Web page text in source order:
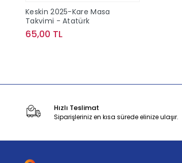
Keskin 2025-Kare Masa
Takvimi - Atatürk
65,00 TL
Hızlı Teslimat
Siparişleriniz en kısa sürede elinize ulaşır.